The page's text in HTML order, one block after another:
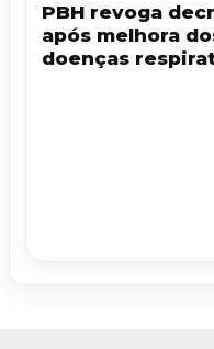
PBH revoga
após melhora
doenças